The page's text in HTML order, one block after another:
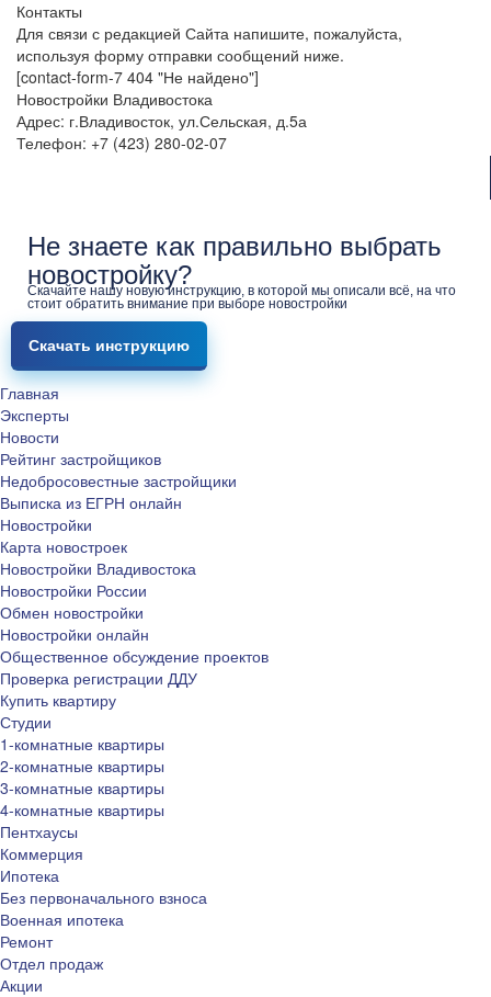
Контакты
Для связи с редакцией Сайта напишите, пожалуйста,
используя форму отправки сообщений ниже.
[contact-form-7 404 "Не найдено"]
Новостройки Владивостока
Адрес: г.Владивосток, ул.Сельская, д.5а
Телефон: +7 (423) 280-02-07
Не знаете как правильно выбрать
новостройку?
Скачайте нашу новую инструкцию, в которой мы описали всё, на что
стоит обратить внимание при выборе новостройки
Скачать инструкцию
Главная
Эксперты
Новости
Рейтинг застройщиков
Недобросовестные застройщики
Выписка из ЕГРН онлайн
Новостройки
Карта новостроек
Новостройки Владивостока
Новостройки России
Обмен новостройки
Новостройки онлайн
Общественное обсуждение проектов
Проверка регистрации ДДУ
Купить квартиру
Студии
1-комнатные квартиры
2-комнатные квартиры
3-комнатные квартиры
4-комнатные квартиры
Пентхаусы
Коммерция
Ипотека
Без первоначального взноса
Военная ипотека
Ремонт
Отдел продаж
Акции